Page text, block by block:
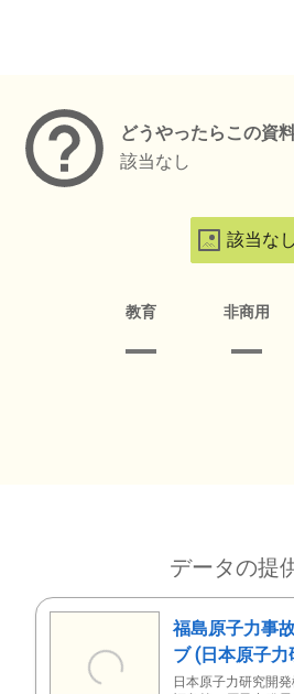
どうやったらこの資
該当なし
該当なし
教育 非商用
データの提
福島原子力事
ブ (日本原子
日本原子力研究開